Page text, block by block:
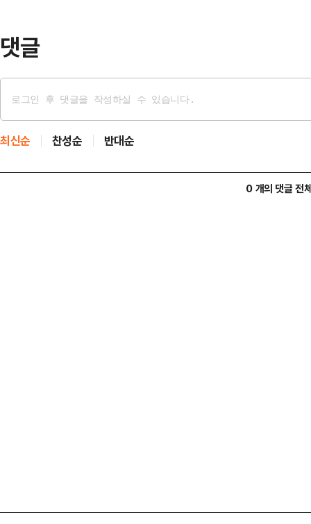
댓글
최신순 찬성순 반대순
0 개의 댓글 전